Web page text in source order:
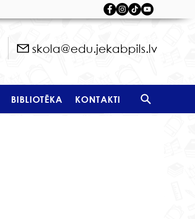
skola@edu.jekabpils.lv
BIBLIOTĒKA KONTAKTI